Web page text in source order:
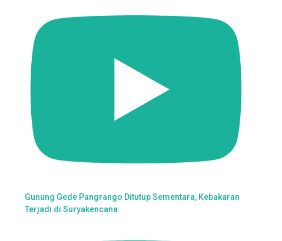
Gunung Gede Pangrango Ditutup Sementara, Kebakaran
Terjadi di Suryakencana